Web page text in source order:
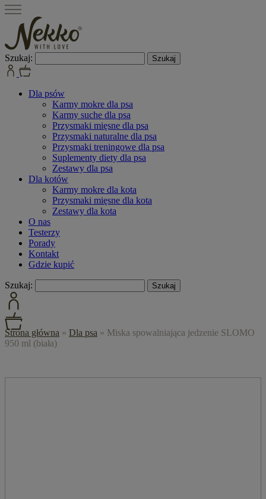
Szukaj:
Dla psów
Karmy mokre dla psa
Karmy suche dla psa
Przysmaki mięsne dla psa
Przysmaki naturalne dla psa
Przysmaki treningowe dla psa
Suplementy diety dla psa
Zestawy dla psa
Dla kotów
Karmy mokre dla kota
Przysmaki mięsne dla kota
Zestawy dla kota
O nas
Testerzy
Porady
Kontakt
Gdzie kupić
Szukaj:
Strona główna » Dla psa » Miska spowalniająca jedzenie SLOMO
950 ml (biała)